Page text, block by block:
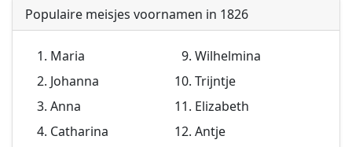
Populaire meisjes voornamen in 1826
Maria
Johanna
Anna
Catharina
Wilhelmina
Trijntje
Elizabeth
Antje